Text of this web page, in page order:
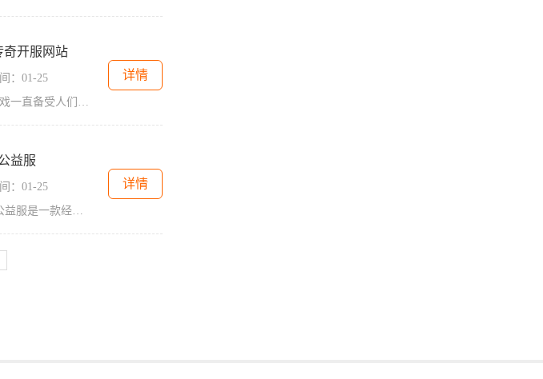
奇开服网站
：01-25
传奇游戏一直备受人们的喜爱，其激烈的战斗、策略性的玩法以及广阔的游戏世界吸引了众多玩家的关注。为了满足玩家们的需求，《最新传奇开服网站》应运而生。这个网站不仅提供
详情
益服
：01-25
传奇3公益服是一款经典的传奇游戏的非盈利版本，兼具2D游戏的特点和角色扮演的玩法。它以万人在线和玩家互动为特色，给玩家带来了真实的社交体验和刺激的战斗乐趣。传奇3公益服
详情